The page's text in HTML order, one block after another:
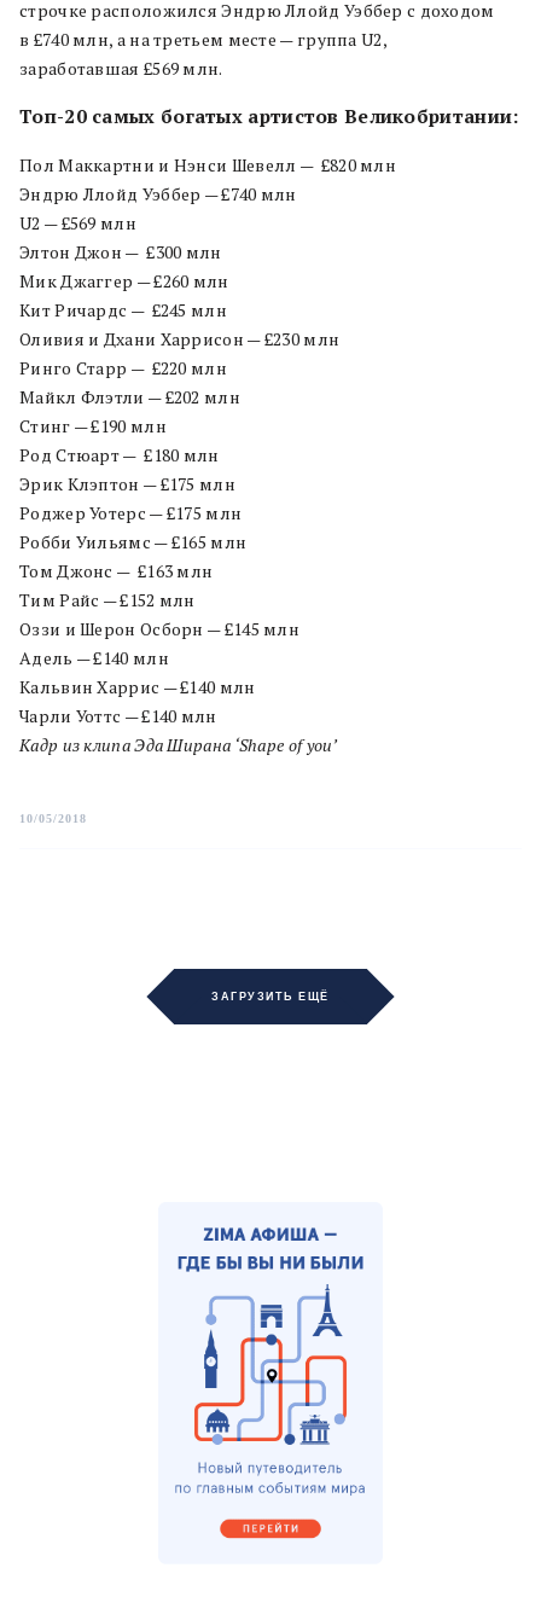
строчке расположился Эндрю Ллойд Уэббер с доходом
в £740 млн, а на третьем месте — группа U2,
заработавшая £569 млн.
Топ-20 самых богатых артистов Великобритании:
Пол Маккартни и Нэнси Шевелл — £820 млн
Эндрю Ллойд Уэббер — £740 млн
U2 — £569 млн
Элтон Джон — £300 млн
Мик Джаггер — £260 млн
Кит Ричардс — £245 млн
Оливия и Дхани Харрисон — £230 млн
Ринго Старр — £220 млн
Майкл Флэтли — £202 млн
Стинг — £190 млн
Род Стюарт — £180 млн
Эрик Клэптон — £175 млн
Роджер Уотерс — £175 млн
Робби Уильямс — £165 млн
Том Джонс — £163 млн
Тим Райс — £152 млн
Оззи и Шерон Осборн — £145 млн
Адель — £140 млн
Кальвин Харрис — £140 млн
Чарли Уоттс — £140 млн
Кадр из клипа Эда Ширана ‘Shape of you’
10/05/2018
ЗАГРУЗИТЬ ЕЩЁ